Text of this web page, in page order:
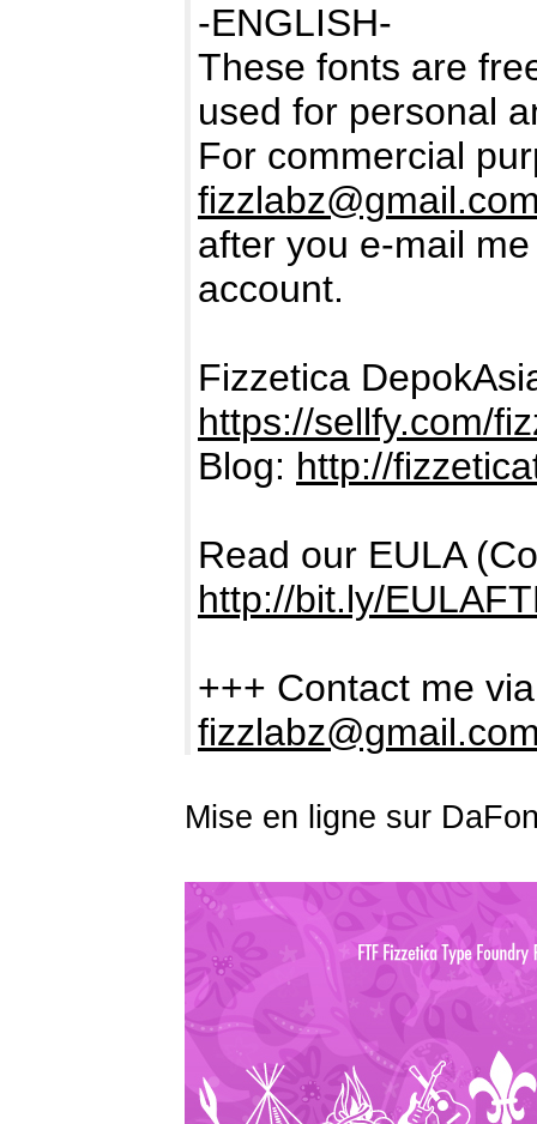
-ENGLISH-
These fonts are
used for personal
For commercial
after you e-mail
account.
Fizzetica
https://sellfy.com/
Blog: http://
Read our EULA
http://bit.ly/
+++ Contact me
Mise en ligne sur